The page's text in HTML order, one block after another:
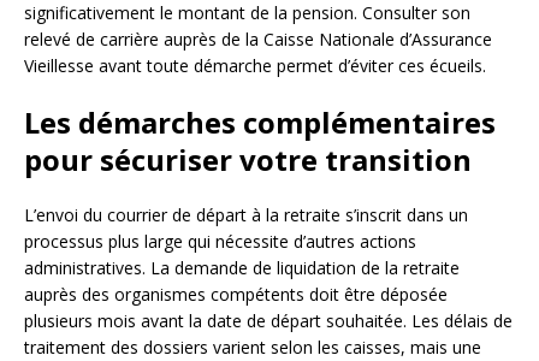
significativement le montant de la pension. Consulter son
relevé de carrière auprès de la Caisse Nationale d’Assurance
Vieillesse avant toute démarche permet d’éviter ces écueils.
Les démarches complémentaires
pour sécuriser votre transition
L’envoi du courrier de départ à la retraite s’inscrit dans un
processus plus large qui nécessite d’autres actions
administratives. La demande de liquidation de la retraite
auprès des organismes compétents doit être déposée
plusieurs mois avant la date de départ souhaitée. Les délais de
traitement des dossiers varient selon les caisses, mais une